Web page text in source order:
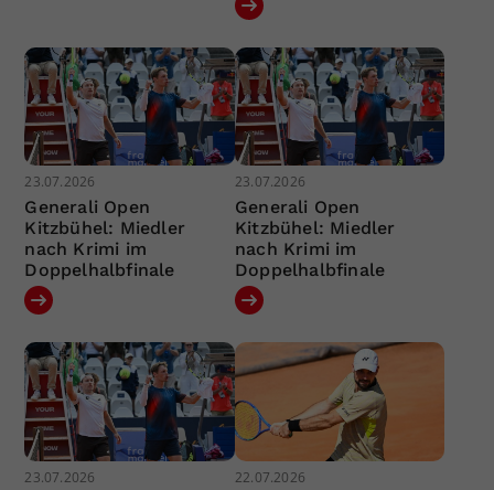
23.07.2026
Generali Open
Kitzbühel: Miedler
nach Krimi im
Doppelhalbfinale
23.07.2026
Generali Open
Kitzbühel: Miedler
nach Krimi im
Doppelhalbfinale
23.07.2026 22.07.2026